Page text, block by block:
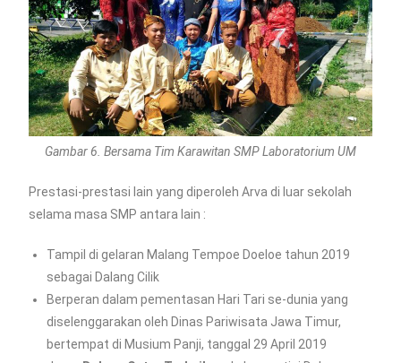
Gambar 6. Bersama Tim Karawitan SMP Laboratorium UM
Prestasi-prestasi lain yang diperoleh Arva di luar sekolah
selama masa SMP antara lain :
Tampil di gelaran Malang Tempoe Doeloe tahun 2019
sebagai Dalang Cilik
Berperan dalam pementasan Hari Tari se-dunia yang
diselenggarakan oleh Dinas Pariwisata Jawa Timur,
bertempat di Musium Panji, tanggal 29 April 2019